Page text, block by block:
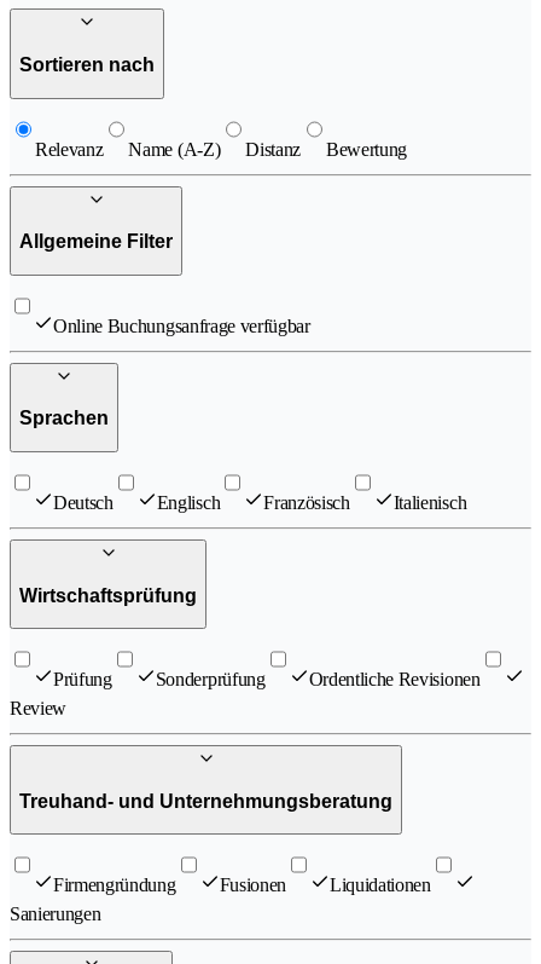
Sortieren nach
Relevanz Name (A-Z) Distanz Bewertung
Allgemeine Filter
Online Buchungsanfrage verfügbar
Sprachen
Deutsch Englisch Französisch Italienisch
Wirtschaftsprüfung
Prüfung Sonderprüfung
Ordentliche Revisionen
Review
Treuhand- und Unternehmungsberatung
Firmengründung Fusionen
Liquidationen
Sanierungen